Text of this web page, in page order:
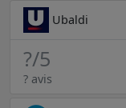
Ubaldi
?/5
? avis